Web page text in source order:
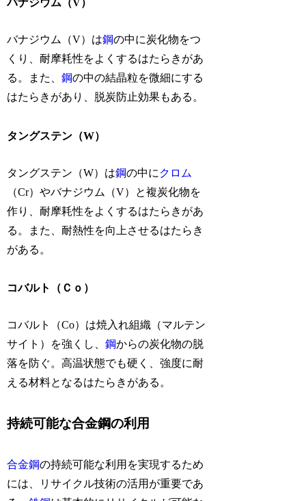
バナジウム（V）
バナジウム（V）は鋼の中に炭化物をつ
くり、耐摩耗性をよくするはたらきがあ
る。また、鋼の中の結晶粒を微細にする
はたらきがあり、脱炭防止効果もある。
タングステン（W）
タングステン（W）は鋼の中に クロム
（Cr）やバナジウム（V）と複炭化物を
作り、耐摩耗性をよくするはたらきがあ
る。また、耐熱性を向上させるはたらき
がある。
コバルト（Ｃｏ）
コバルト（Co）は焼入れ組織（マルテン
サイト）を強くし、鋼からの炭化物の脱
落を防ぐ。高温状態でも硬く、強度に耐
える材料となるはたらきがある。
持続可能な合金鋼の利用
合金鋼の持続可能な利用を実現するため
には、リサイクル技術の活用が重要であ